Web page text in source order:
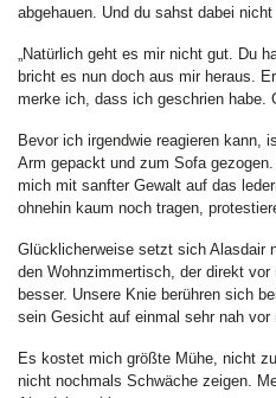
abgehauen. Und du sahst dabei
„Natürlich geht es mir nicht gut. Du
bricht es nun doch aus mir heraus.
merke ich, dass ich geschrien habe.
Bevor ich irgendwie reagieren kann,
Arm gepackt und zum Sofa
mich mit sanfter Gewalt auf das
ohnehin kaum noch tragen,
Glücklicherweise setzt sich Alasdair
den Wohnzimmertisch, der direkt
besser. Unsere Knie berühren sich
sein Gesicht auf einmal sehr nah vor
Es kostet mich größte Mühe, nicht
nicht nochmals Schwäche zeigen.